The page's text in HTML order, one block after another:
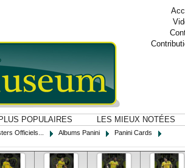
POPULAIRES LES MIEUX NOTÉES
Officiels... Albums Panini
Panini Cards